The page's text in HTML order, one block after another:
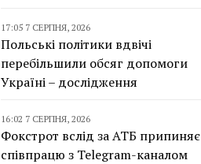
17:05 7 СЕРПНЯ, 2026
Польські політики вдвічі
перебільшили обсяг допомоги
Україні – дослідження
16:02 7 СЕРПНЯ, 2026
Фокстрот вслід за АТБ припиняє
співпрацю з Telegram-каналом